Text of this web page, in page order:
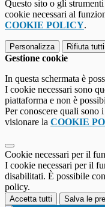
Questo sito o gli
cookie necessari al
COOKIE POLICY.
Personalizza Rifiuta tutti
Gestione cookie
In questa schermata è
I cookie necessari sono
piattaforma e non è
Per conoscere quali sono
visionare la COOKIE
Cookie necessari per il
I cookie necessari per il
disabilitati. È possibile
policy.
Accetta tutti Salva le